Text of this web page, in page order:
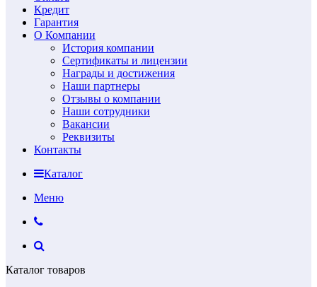
Кредит
Гарантия
О Компании
История компании
Сертификаты и лицензии
Награды и достижения
Наши партнеры
Отзывы о компании
Наши сотрудники
Вакансии
Реквизиты
Контакты
Каталог
Меню
Каталог товаров